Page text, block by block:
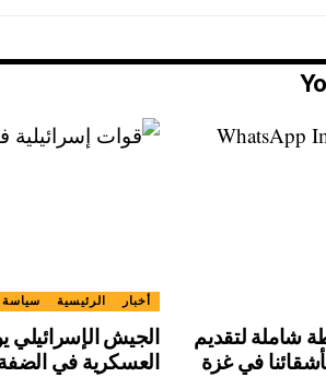
شاملة لتقديم
في غزة
أخبار الرئيسية سياسة
الجيش الإسرائيلي
العسكرية في الضفة